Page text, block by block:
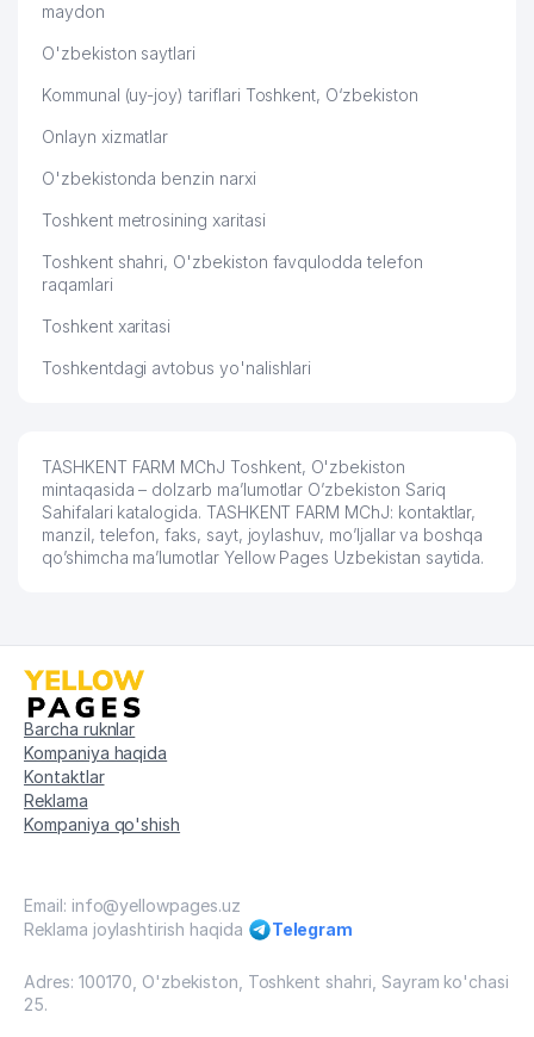
maydon
O'zbekiston saytlari
Kommunal (uy-joy) tariflari Toshkent, O‘zbekiston
Onlayn xizmatlar
O'zbekistonda benzin narxi
Toshkent metrosining xaritasi
Toshkent shahri, O'zbekiston favqulodda telefon
raqamlari
Toshkent xaritasi
Toshkentdagi avtobus yo'nalishlari
TASHKENT FARM MChJ Toshkent, O'zbekiston
mintaqasida – dolzarb ma’lumotlar O’zbekiston Sariq
Sahifalari katalogida. TASHKENT FARM MChJ: kontaktlar,
manzil, telefon, faks, sayt, joylashuv, mo’ljallar va boshqa
qo’shimcha ma’lumotlar Yellow Pages Uzbekistan saytida.
Barcha ruknlar
Kompaniya haqida
Kontaktlar
Reklama
Kompaniya qo'shish
Email: info@yellowpages.uz
Reklama joylashtirish haqida
Telegram
Adres: 100170, O'zbekiston, Toshkent shahri, Sayram ko'chasi
25.